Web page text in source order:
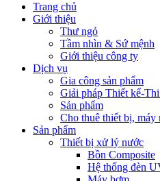
Trang chủ
Giới thiệu
Thư ngỏ
Tầm nhìn & Sứ mệnh
Giới thiệu công ty
Dịch vụ
Gia công sản phẩm
Giải pháp Thiết kế-
Sản phẩm
Cho thuê thiết bị, máy
Sản phẩm
Thiết bị xử lý nước
Bồn Composite
Hệ thống đèn